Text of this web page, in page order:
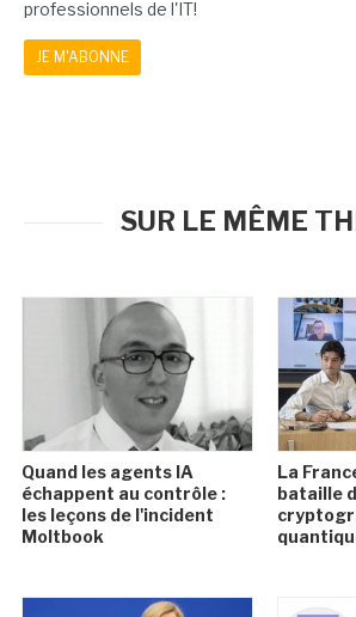
professionnels de l'IT!
JE M'ABONNE
SUR LE MÊME
Quand les agents IA
échappent au contrôle :
les leçons de l'incident
Moltbook
La
bataille